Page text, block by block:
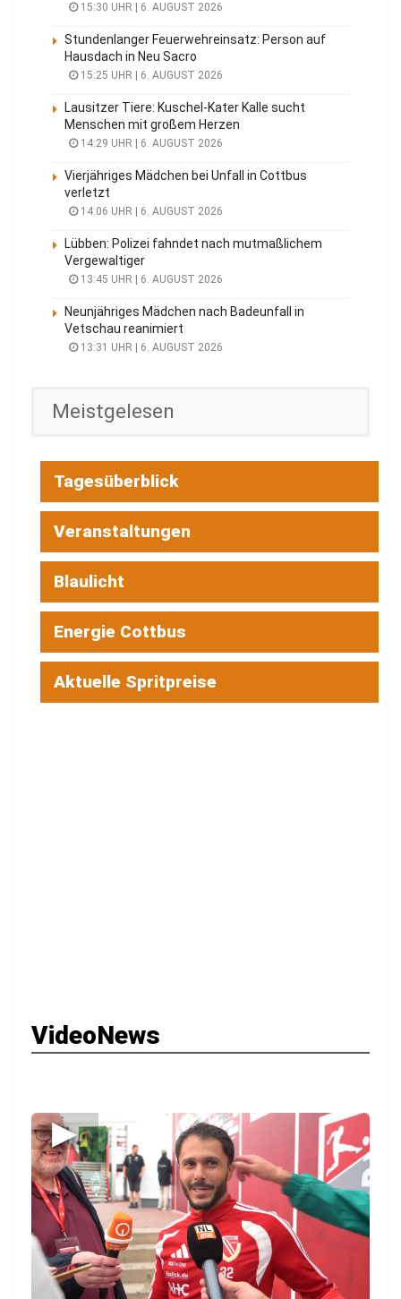
15:30 UHR | 6. AUGUST 2026
Stundenlanger Feuerwehreinsatz: Person auf
Hausdach in Neu Sacro
15:25 UHR | 6. AUGUST 2026
Lausitzer Tiere: Kuschel-Kater Kalle sucht
Menschen mit großem Herzen
14:29 UHR | 6. AUGUST 2026
Vierjähriges Mädchen bei Unfall in Cottbus
verletzt
14:06 UHR | 6. AUGUST 2026
Lübben: Polizei fahndet nach mutmaßlichem
Vergewaltiger
13:45 UHR | 6. AUGUST 2026
Neunjähriges Mädchen nach Badeunfall in
Vetschau reanimiert
13:31 UHR | 6. AUGUST 2026
Meistgelesen
Tagesüberblick
Veranstaltungen
Blaulicht
Energie Cottbus
Aktuelle Spritpreise
VideoNews
▶